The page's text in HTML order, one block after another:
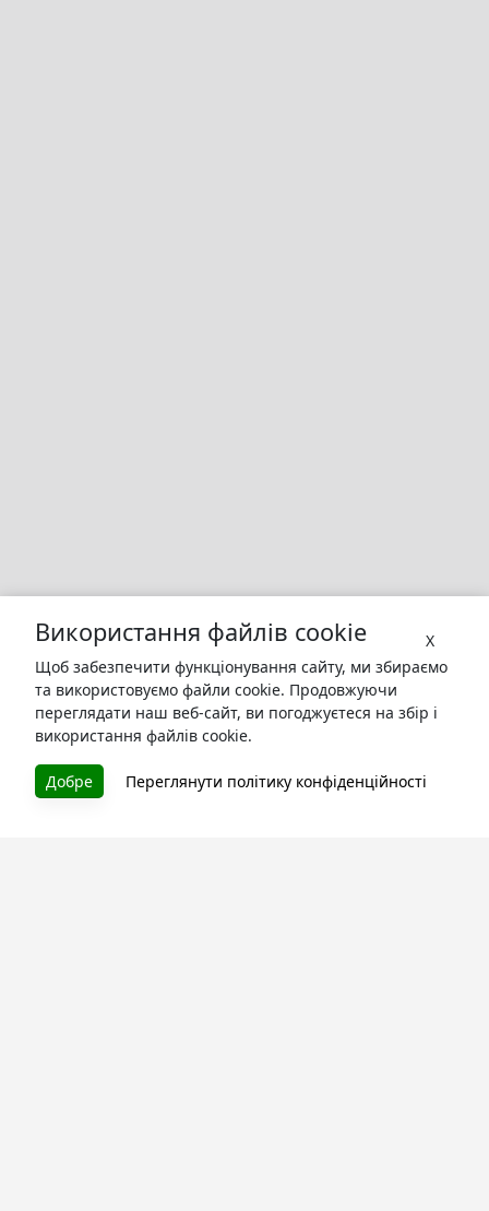
X
Використання файлів cookie
Щоб забезпечити функціонування сайту, ми збираємо
та використовуємо файли cookie. Продовжуючи
переглядати наш веб-сайт, ви погоджуєтеся на збір і
використання файлів cookie.
Добре Переглянути політику конфіденційності
БУКУРУК
Літературна платформа і бібліотека книг, які можна